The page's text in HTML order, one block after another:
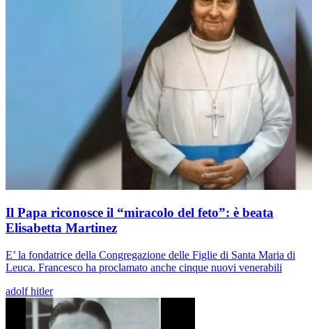
Il Papa riconosce il “miracolo del feto”: è beata
Elisabetta Martinez
E’ la fondatrice della Congregazione delle Figlie di Santa Maria di
Leuca. Francesco ha proclamato anche cinque nuovi venerabili
adolf hitler